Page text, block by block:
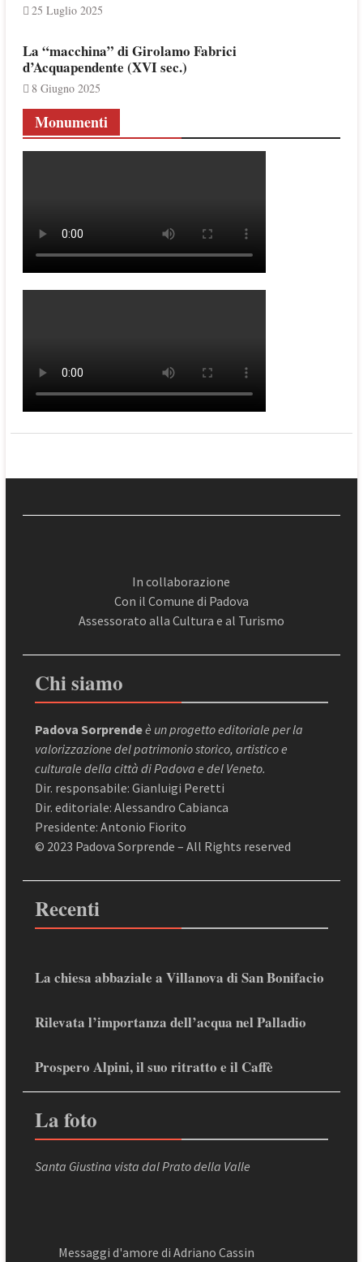
25 Luglio 2025
La “macchina” di Girolamo Fabrici
d’Acquapendente (XVI sec.)
8 Giugno 2025
Monumenti
In collaborazione
Con il Comune di Padova
Assessorato alla Cultura e al Turismo
Chi siamo
Padova Sorprendeè un progetto editoriale per la
valorizzazione del patrimonio storico, artistico e
culturale della città di Padova e del Veneto.
Dir. responsabile: Gianluigi Peretti
Dir. editoriale: Alessandro Cabianca
Presidente: Antonio Fiorito
© 2023 Padova Sorprende – All Rights reserved
Recenti
La chiesa abbaziale a Villanova di San Bonifacio
Rilevata l’importanza dell’acqua nel Palladio
Prospero Alpini, il suo ritratto e il Caffè
La foto
Santa Giustina vista dal Prato della Valle
Messaggi d'amore di Adriano Cassin